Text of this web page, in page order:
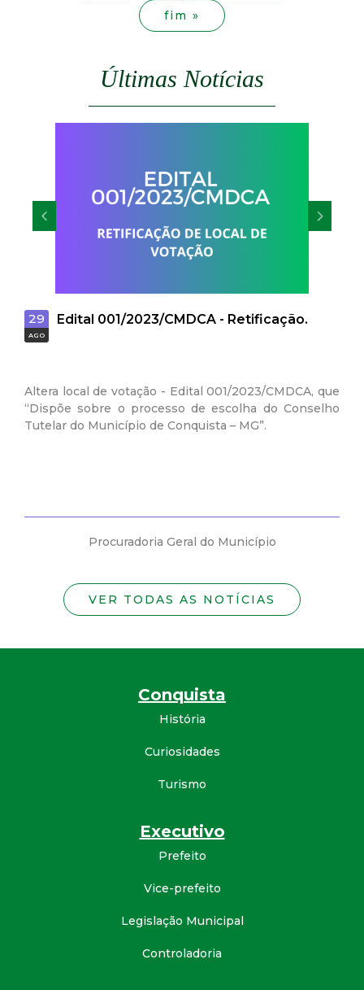
G
fim »
Últimas Notícias
29
AGO
Edital 001/2023/CMDCA - Retificação.
Altera local de votação - Edital 001/2023/CMDCA, que
“Dispõe sobre o processo de escolha do Conselho
Tutelar do Município de Conquista – MG”.
Procuradoria Geral do Município
VER TODAS AS NOTÍCIAS
Conquista
História
Curiosidades
Turismo
Executivo
Prefeito
Vice-prefeito
Legislação Municipal
Controladoria